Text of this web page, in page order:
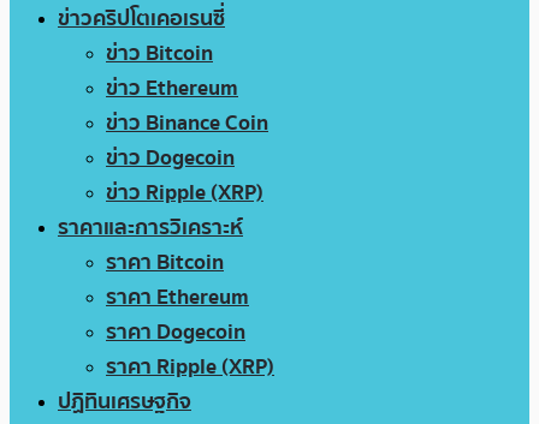
ข่าวคริปโตเคอเรนซี่
ข่าว Bitcoin
ข่าว Ethereum
ข่าว Binance Coin
ข่าว Dogecoin
ข่าว Ripple (XRP)
ราคาและการวิเคราะห์
ราคา Bitcoin
ราคา Ethereum
ราคา Dogecoin
ราคา Ripple (XRP)
ปฏิทินเศรษฐกิจ